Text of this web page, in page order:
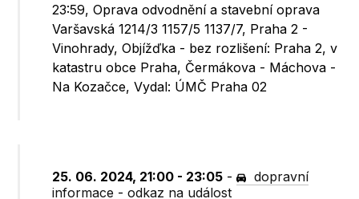
23:59, Oprava odvodnění a stavební oprava
Varšavská 1214/3 1157/5 1137/7, Praha 2 -
Vinohrady, Objížďka - bez rozlišení: Praha 2, v
katastru obce Praha, Čermákova - Máchova -
Na Kozačce, Vydal: ÚMČ Praha 02
25. 06. 2024, 21:00 - 23:05 -
dopravní
informace -odkaz na událost